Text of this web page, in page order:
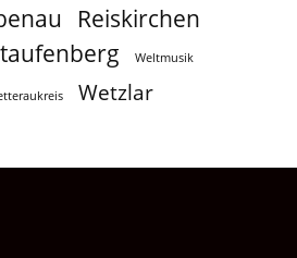
Reiskirchen
Weltmusik
Wetzlar